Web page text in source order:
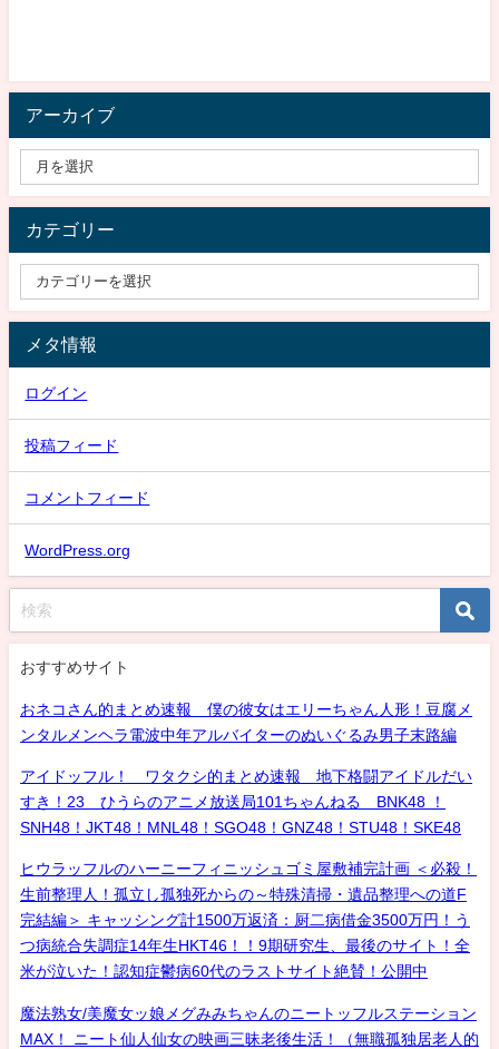
アーカイブ
カテゴリー
メタ情報
ログイン
投稿フィード
コメントフィード
WordPress.org
おすすめサイト
おネコさん的まとめ速報 僕の彼女はエリーちゃん人形！豆腐メ
ンタルメンヘラ電波中年アルバイターのぬいぐるみ男子末路編
アイドッフル！ ワタクシ的まとめ速報 地下格闘アイドルだい
すき！23 ひうらのアニメ放送局101ちゃんねる BNK48 ！
SNH48！JKT48！MNL48！SGO48！GNZ48！STU48！SKE48
ヒウラッフルのハーニーフィニッシュゴミ屋敷補完計画 ＜必殺！
生前整理人！孤立し孤独死からの～特殊清掃・遺品整理への道F
完結編＞ キャッシング計1500万返済：厨二病借金3500万円！う
つ病統合失調症14年生HKT46！！9期研究生、最後のサイト！全
米が泣いた！認知症鬱病60代のラストサイト絶賛！公開中
魔法熟女/美魔女ッ娘メグみみちゃんのニートッフルステーション
MAX！ ニート仙人仙女の映画三昧老後生活！（無職孤独居老人的